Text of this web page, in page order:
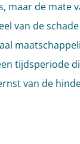
maar de mate
van de
tijdsperiode
van de